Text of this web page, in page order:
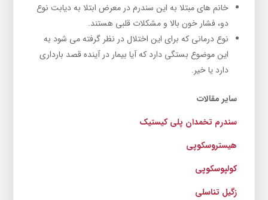
خانم های مبتلا به این سندرم در معرض ابتلا به دیابت نوع
دو، فشار خون بالا و مشکلات قلبی هستند.
نوع درمانی که برای این اختلال در نظر گرفته می شود به
این موضوع بستگی دارد که آیا بیمار در آینده قصد بارداری
دارد یا خیر.
سایر مقالات
سندرم تخمدان پلی کیستیک
هیستروسکوپی
کولپوسکوپی
زگیل تناسلی